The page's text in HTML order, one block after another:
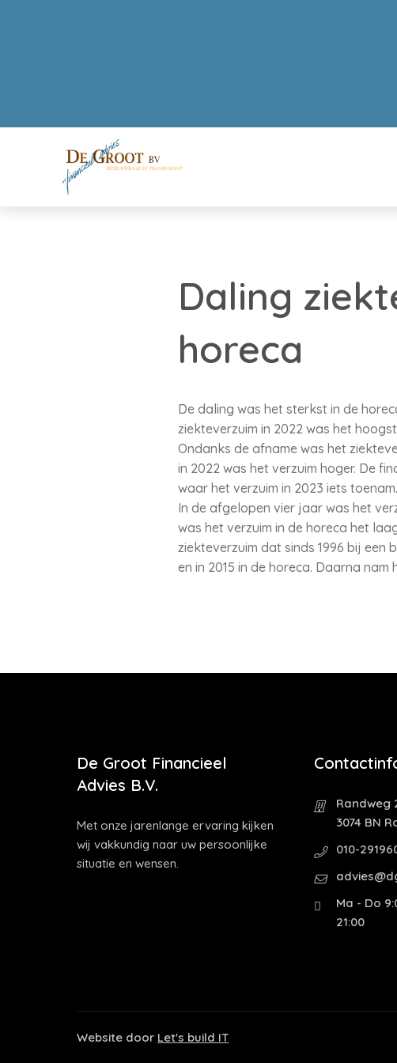
Daling
horeca
De daling was het sterkst in de
ziekteverzuim in 2022 was het
Ondanks de afname was het
in 2022 was het verzuim hoger. De
waar het verzuim in 2023 iets
In de afgelopen vier jaar was het
was het verzuim in de horeca het
ziekteverzuim dat sinds 1996 bij een
en in 2015 in de horeca. Daarna
De Groot Financieel
Advies B.V.
Met onze jarenlange ervaring kijken
wij vakkundig naar uw persoonlijke
situatie en wensen.
Randweg
3074 BN
010-
Ma - Do
21:00
Website door Let's build IT